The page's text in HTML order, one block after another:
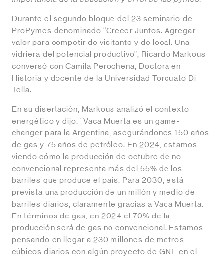
Durante el segundo bloque del 23 seminario de
ProPymes denominado “Crecer Juntos. Agregar
valor para competir de visitante y de local. Una
vidriera del potencial productivo”, Ricardo Markous
conversó con Camila Perochena, Doctora en
Historia y docente de la Universidad Torcuato Di
Tella.
En su disertación, Markous analizó el contexto
energético y dijo: “Vaca Muerta es un game-
changer para la Argentina, asegurándonos 150 años
de gas y 75 años de petróleo. En 2024, estamos
viendo cómo la producción de octubre de no
convencional representa más del 55% de los
barriles que produce el país. Para 2030, está
prevista una producción de un millón y medio de
barriles diarios, claramente gracias a Vaca Muerta.
En términos de gas, en 2024 el 70% de la
producción será de gas no convencional. Estamos
pensando en llegar a 230 millones de metros
cúbicos diarios con algún proyecto de GNL en el